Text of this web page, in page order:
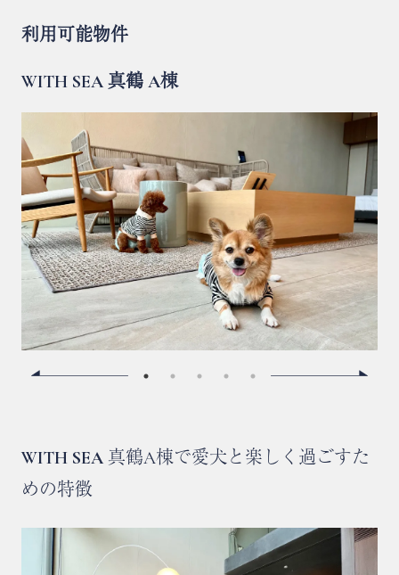
利用可能物件
WITH SEA 真鶴 A棟
WITH SEA 真鶴A棟で愛犬と楽しく過ごすた
めの特徴